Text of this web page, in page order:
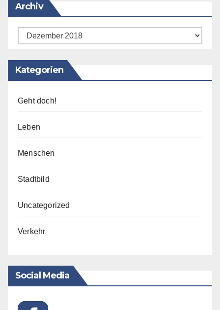
Archiv
Archiv
Kategorien
Geht doch!
Leben
Menschen
Stadtbild
Uncategorized
Verkehr
Social Media